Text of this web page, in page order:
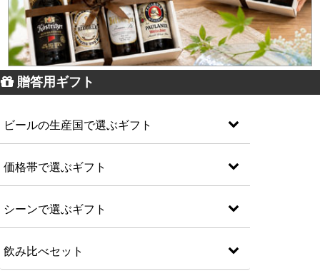
贈答用ギフト
ビールの生産国で選ぶギフト
価格帯で選ぶギフト
シーンで選ぶギフト
飲み比べセット